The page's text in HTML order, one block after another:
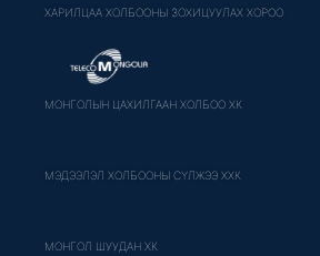
ХАРИЛЦАА ХОЛБООНЫ ЗОХИЦУУЛАХ ХОРОО
МОНГОЛЫН ЦАХИЛГААН ХОЛБОО ХК
МЭДЭЭЛЭЛ ХОЛБООНЫ СҮЛЖЭЭ ХХК
МОНГОЛ ШУУДАН ХК